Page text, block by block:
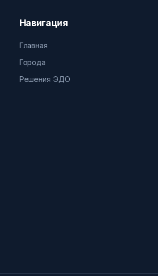
Навигация
Главная
Города
Решения ЭДО